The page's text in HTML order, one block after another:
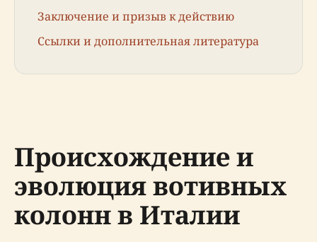
Заключение и призыв к действию
Ссылки и дополнительная литература
Происхождение и
эволюция вотивных
колонн в Италии